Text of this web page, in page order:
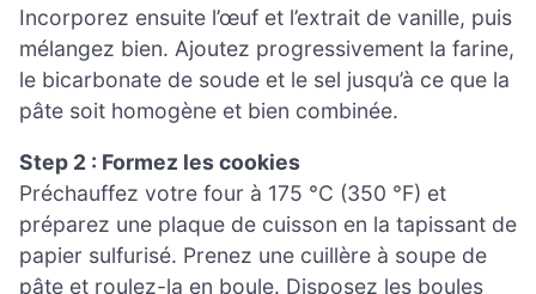
Incorporez ensuite l’œuf et l’extrait de vanille, puis
mélangez bien. Ajoutez progressivement la farine,
le bicarbonate de soude et le sel jusqu’à ce que la
pâte soit homogène et bien combinée.
Step 2 : Formez les cookies
Préchauffez votre four à 175 °C (350 °F) et
préparez une plaque de cuisson en la tapissant de
papier sulfurisé. Prenez une cuillère à soupe de
pâte et roulez-la en boule. Disposez les boules